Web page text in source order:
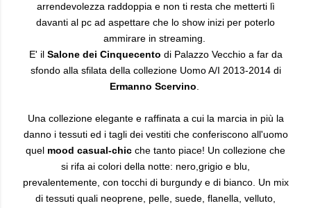
arrendevolezza raddoppia e non ti resta che metterti lì
davanti al pc ad aspettare che lo show inizi per poterlo
ammirare in streaming.
E' il Salone dei Cinquecento di Palazzo Vecchio a far da
sfondo alla sfilata della collezione Uomo A/I 2013-2014 di
Ermanno Scervino.
Una collezione elegante e raffinata a cui la marcia in più la
danno i tessuti ed i tagli dei vestiti che conferiscono all'uomo
quel mood casual-chic che tanto piace! Un collezione che
si rifa ai colori della notte: nero,grigio e blu,
prevalentemente, con tocchi di burgundy e di bianco. Un mix
di tessuti quali neoprene, pelle, suede, flanella, velluto,